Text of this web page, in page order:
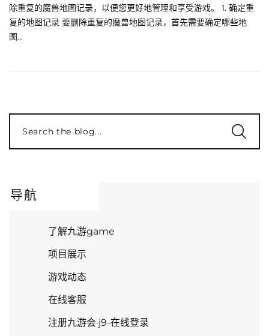
除重复的魔兽地图记录，以便您更好地管理和享受游戏。 1. 确定重
复的地图记录 要删除重复的魔兽地图记录，首先需要确定哪些地
图...
Search the blog...
导航
了解九游game
项目展示
游戏动态
在线客服
注册九游会·j9-在线登录